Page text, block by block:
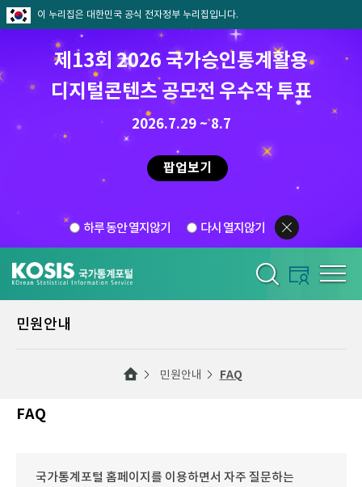
이 누리집은 대한민국 공식 전자정부 누리집입니다.
제13회 2026 국가승인통계활용
디지털콘텐츠 공모전 우수작 투표
2026.7.29 ~ 8.7
팝업보기
하루 동안 열지않기 다시 열지않기
민원안내
민원안내 FAQ
FAQ
국가통계포털 홈페이지를 이용하면서 자주 질문하는